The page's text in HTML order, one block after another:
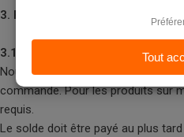
3. Paiement
3.1 Quel acompte dois-je payer ?
Nous demandons un acompte de
commande. Pour les produits sur
requis.
Le solde doit être payé au plus